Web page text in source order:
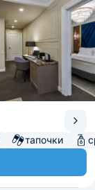
тапочки